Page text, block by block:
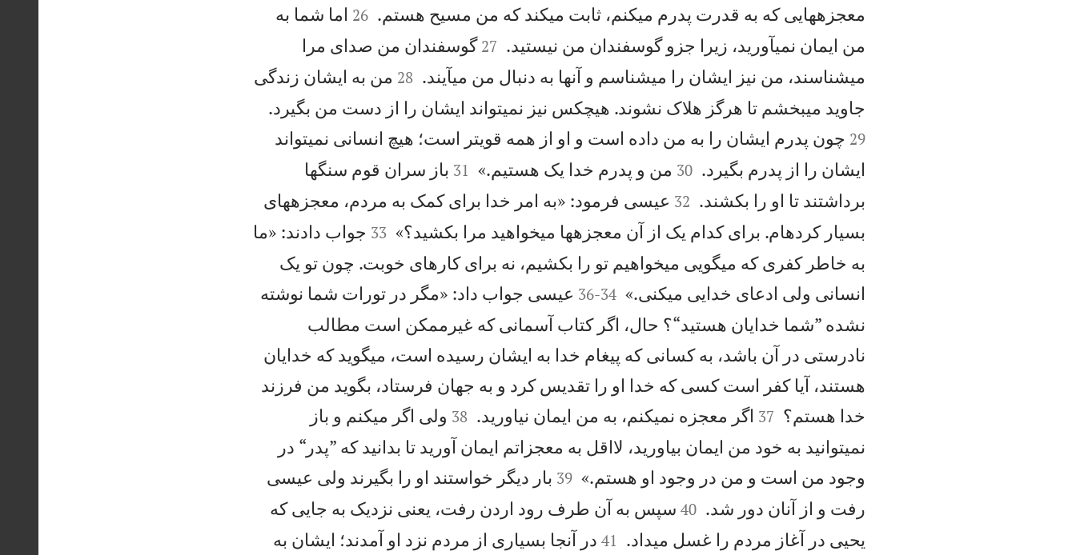
معجزههايی كه به قدرت پدرم میكنم، ثابت میكند كه من مسيح هستم.

26 اما شما به
من ايمان نمیآوريد، زيرا جزو گوسفندان من نيستيد.

27 گوسفندان من صدای مرا
میشناسند، من نيز ايشان را میشناسم و آنها به دنبال من میآيند.

28 من به ايشان زندگی
جاويد میبخشم تا هرگز هلاک نشوند. هيچكس نيز نمیتواند ايشان را از دست من بگيرد.
29 چون پدرم ايشان را به من داده است و او از همه قويتر است؛ هيچ انسانی نمیتواند
ايشان را از پدرم بگيرد.

30 من و پدرم خدا يک هستيم.»

31 باز سران قوم سنگها
برداشتند تا او را بكشند.

32 عيسی فرمود: «به امر خدا برای كمک به مردم، معجزههای
بسيار كردهام. برای كدام يک از آن معجزهها میخواهيد مرا بكشيد؟»

33 جواب دادند: «ما
به خاطر كفری كه میگويی میخواهيم تو را بكشيم، نه برای كارهای خوبت. چون تو يک
انسانی ولی ادعای خدايی میكنی.»

34
-
36 عيسی جواب داد: «مگر در تورات شما نوشته
نشده ”شما خدايان هستيد“؟ حال، اگر كتاب آسمانی كه غيرممكن است مطالب
نادرستی در آن باشد، به كسانی كه پيغام خدا به ايشان رسيده است، میگويد كه خدايان
هستند، آيا كفر است كسی كه خدا او را تقديس كرد و به جهان فرستاد، بگويد من فرزند
خدا هستم؟

37 اگر معجزه نمیكنم، به من ايمان نياوريد.

38 ولی اگر میكنم و باز
نمیتوانيد به خود من ايمان بياوريد، لااقل به معجزاتم ايمان آوريد تا بدانيد كه ”پدر“ در
وجود من است و من در وجود او هستم.»

39 بار ديگر خواستند او را بگيرند ولی عيسی
رفت و از آنان دور شد.

40 سپس به آن طرف رود اردن رفت، يعنی نزديک به جايی كه
يحيی در آغاز مردم را غسل میداد.

41 در آنجا بسياری از مردم نزد او آمدند؛ ايشان به